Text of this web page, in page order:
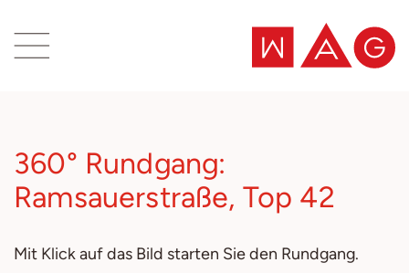
360° Rundgang:
Ramsauerstraße, Top 42
Mit Klick auf das Bild starten Sie den Rundgang.